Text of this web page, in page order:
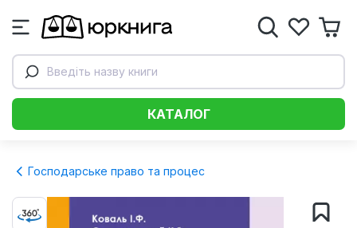
Введіть назву книги
КАТАЛОГ
Господарське право та процес